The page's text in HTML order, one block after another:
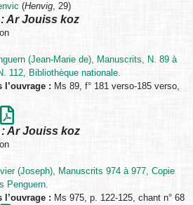
(Henvig, 29)
Ar Jouiss koz
(Jean-Marie de), Manuscrits, N. 89 à
112, Bibliothèque nationale.
l’ouvrage : Ms 89, f° 181 verso-185 verso,
Ar Jouiss koz
(Joseph), Manuscrits 974 à 977, Copie
Penguern.
l’ouvrage : Ms 975, p. 122-125, chant n° 68